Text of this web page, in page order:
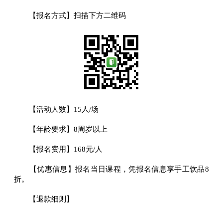
【报名方式】扫描下方二维码
【活动人数】15人/场
【年龄要求】8周岁以上
【报名费用】168元/人
【优惠信息】报名当日课程，凭报名信息享手工饮品8
折。
【退款细则】